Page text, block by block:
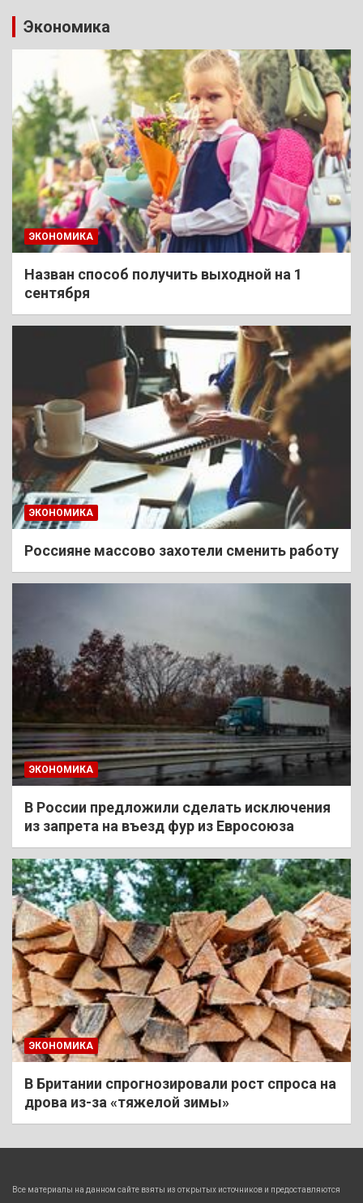
Экономика
ЭКОНОМИКА
Назван способ получить выходной на 1
сентября
ЭКОНОМИКА
Россияне массово захотели сменить работу
ЭКОНОМИКА
В России предложили сделать исключения
из запрета на въезд фур из Евросоюза
ЭКОНОМИКА
В Британии спрогнозировали рост спроса на
дрова из-за «тяжелой зимы»
Все материалы на данном сайте взяты из открытых источников и предоставляются